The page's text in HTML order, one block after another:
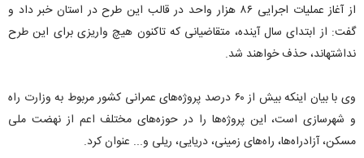
از آغاز عملیات اجرایی ۸۶ هزار واحد در قالب این طرح در استان خبر داد و
گفت: از ابتدای سال آینده، متقاضیانی که تاکنون هیچ واریزی برای این طرح
نداشته‎اند، حذف خواهند شد.
وی با بیان اینکه بیش از ۶۰ درصد پروژه‌های عمرانی کشور مربوط به وزارت راه
و شهرسازی است، این پروژه‌ها را در حوزه‌های مختلف اعم از نهضت ملی
مسکن، آزادراه‌ها، راه‌های زمینی، دریایی، ریلی و... عنوان کرد.